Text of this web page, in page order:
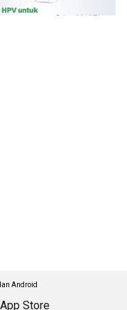
Android